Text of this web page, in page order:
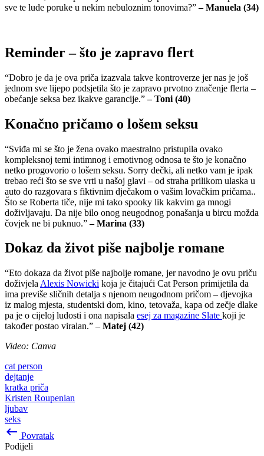
sve te lude poruke u nekim nebuloznim tonovima?”– Manuela (34)
Reminder – što je zapravo flert
“Dobro je da je ova priča izazvala takve kontroverze jer nas je još
jednom sve lijepo podsjetila što je zapravo prvotno značenje flerta –
obećanje seksa bez ikakve garancije.”– Toni (40)
Konačno pričamo o lošem seksu
“Sviđa mi se što je žena ovako maestralno pristupila ovako
kompleksnoj temi intimnog i emotivnog odnosa te što je konačno
netko progovorio o lošem seksu. Sorry dečki, ali netko vam je ipak
trebao reći što se sve vrti u našoj glavi – od straha prilikom ulaska u
auto do razgovara s fiktivnim dječakom o vašim lovačkim pričama..
Što se Roberta tiče, nije mi tako spooky lik kakvim ga mnogi
doživljavaju. Da nije bilo onog neugodnog ponašanja u bircu možda
čovjek ne bi puknuo.”– Marina (33)
Dokaz da život piše najbolje romane
“Eto dokaza da život piše najbolje romane, jer navodno je ovu priču
doživjela Alexis Nowicki koja je čitajući Cat Person primijetila da
ima previše sličnih detalja s njenom neugodnom pričom – djevojka
iz malog mjesta, studentski dom, kino, tetovaža, kapa od zečje dlake
pa je o cijeloj ludosti i ona napisala esej za magazine Slate koji je
također postao viralan.” – Matej (42)
Video: Canva
cat person
dejtanje
kratka priča
Kristen Roupenian
ljubav
seks
keyboard_backspace Povratak
Podijeli